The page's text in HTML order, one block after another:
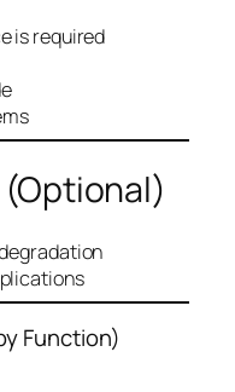
is required
(Optional)
Function)